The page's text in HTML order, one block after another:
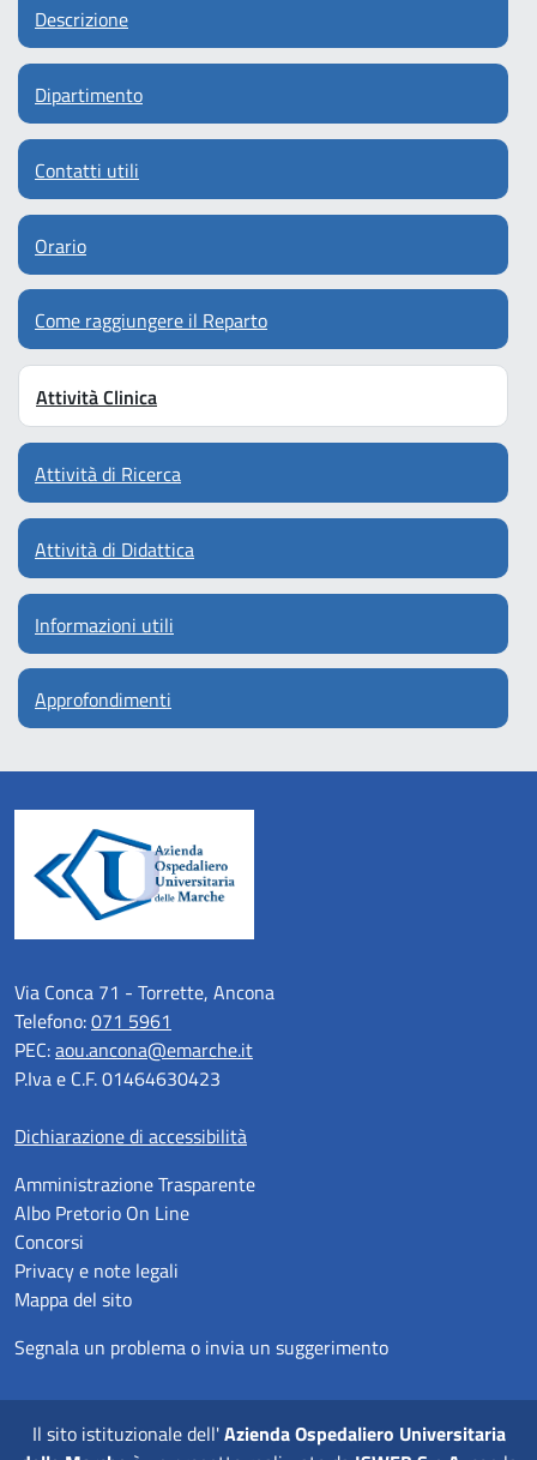
Descrizione
Dipartimento
Contatti utili
Orario
Come raggiungere il Reparto
Attività Clinica
Attività di Ricerca
Attività di Didattica
Informazioni utili
Approfondimenti
Via Conca 71 - Torrette, Ancona
Telefono:071 5961
PEC:aou.ancona@emarche.it
P.Iva e C.F. 01464630423
Dichiarazione di accessibilità
Amministrazione Trasparente
Albo Pretorio On Line
Concorsi
Privacy e note legali
Mappa del sito
Segnala un problema o invia un suggerimento
Il sito istituzionale dell'Azienda Ospedaliero Universitaria